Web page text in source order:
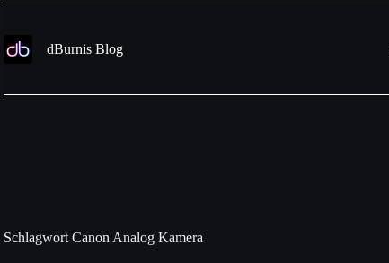
springendBurnis Blog
Schlagwort Canon Analog Kamera